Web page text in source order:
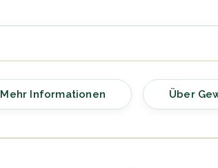
Mehr Informationen Über